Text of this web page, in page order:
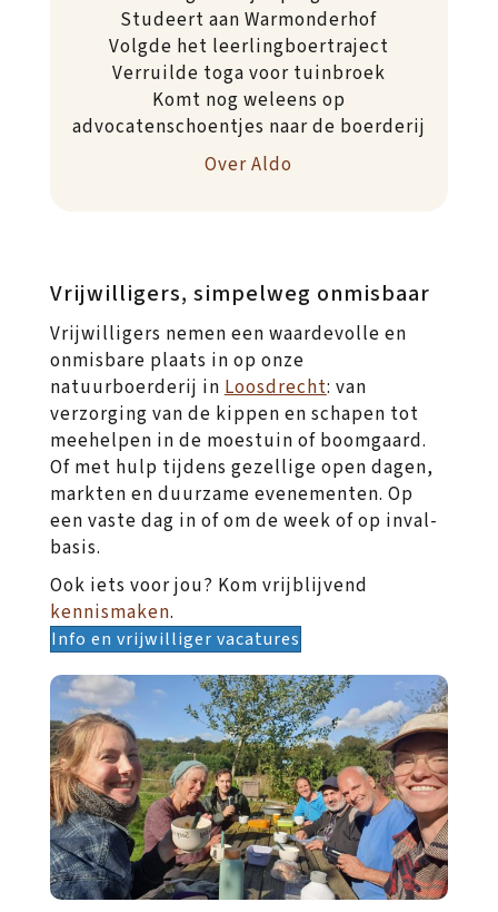
Studeert aan Warmonderhof
Volgde het leerlingboertraject
Verruilde toga voor tuinbroek
Komt nog weleens op
advocatenschoentjes naar de boerderij
Over Aldo
Vrijwilligers, simpelweg onmisbaar
Vrijwilligers nemen een waardevolle en
onmisbare plaats in op onze
natuurboerderij inLoosdrecht: van
verzorging van de kippen en schapen tot
meehelpen in de moestuin of boomgaard.
Of met hulp tijdens gezellige open dagen,
markten en duurzame evenementen. Op
een vaste dag in of om de week of op inval-
basis.
Ook iets voor jou? Kom vrijblijvend
kennismaken.
Info en vrijwilliger vacatures